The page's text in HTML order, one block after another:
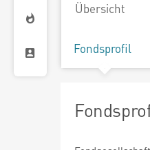
Übersicht
Fondsprofil